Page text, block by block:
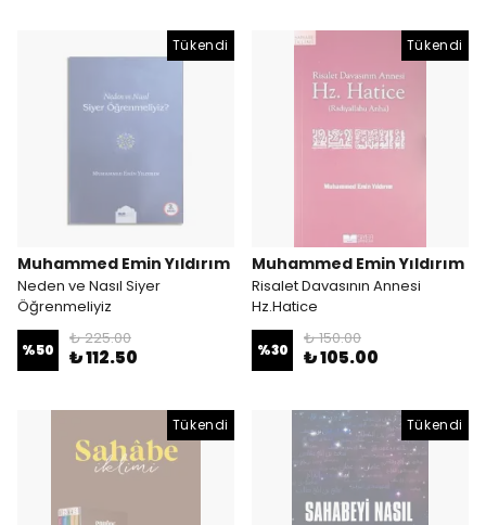
Tükendi
Muhammed Emin Yıldırım
Neden ve Nasıl Siyer
Öğrenmeliyiz
%50
₺ 225.00
₺ 112.50
Tükendi
Muhammed Emin Yıldırım
Risalet Davasının Annesi
Hz.Hatice
%30
₺ 150.00
₺ 105.00
Tükendi Tükendi